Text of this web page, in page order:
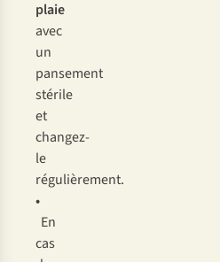
plaie
avec
un
pansement
stérile
et
changez-
le
régulièrement.
•
En
cas